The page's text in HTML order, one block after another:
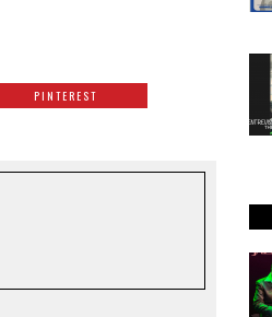
PINTEREST